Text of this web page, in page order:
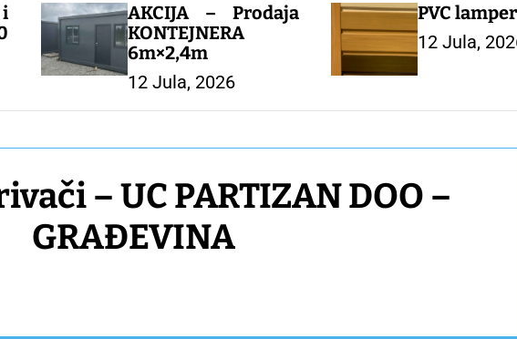
i
AKCIJA – Prodaja
KONTEJNERA
6m×2,4m
12 Jula, 2026
PVC
12 Jula,
– UC PARTIZAN DOO –
GRAĐEVINA